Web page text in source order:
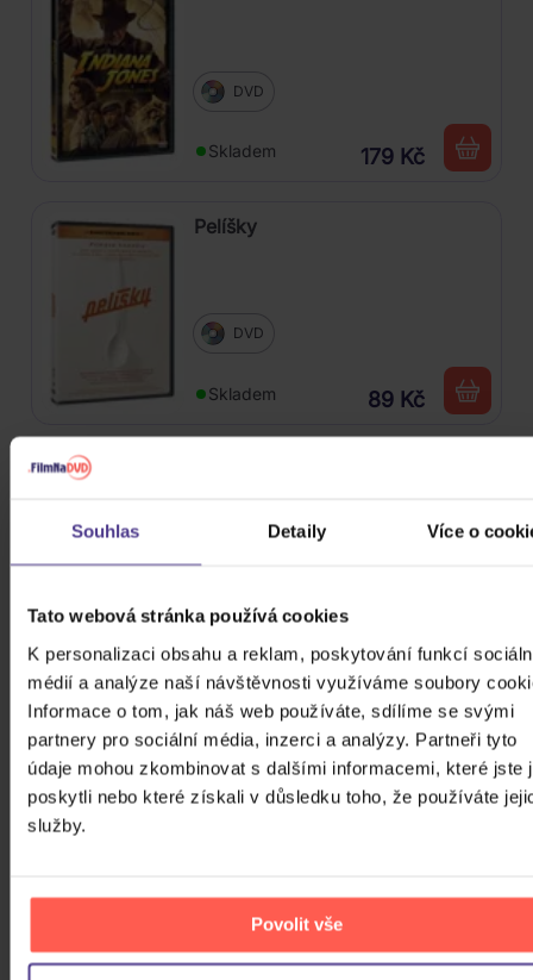
Souhlas Detaily Více o
Tato webová stránka používá cookies
K personalizaci obsahu a reklam, poskytování funkcí
médií a analýze naší návštěvnosti využíváme soubory
Informace o tom, jak náš web používáte, sdílíme se svými
partnery pro sociální média, inzerci a analýzy. Partneři tyto
údaje mohou zkombinovat s dalšími informacemi, které jste
poskytli nebo které získali v důsledku toho, že používáte
služby.
Povolit vše
DVD
Skladem 179 Kč
Pelíšky
DVD
Skladem 89 Kč
Skladem 1 019 Kč
Avatar: The Way of Water
399 Kč